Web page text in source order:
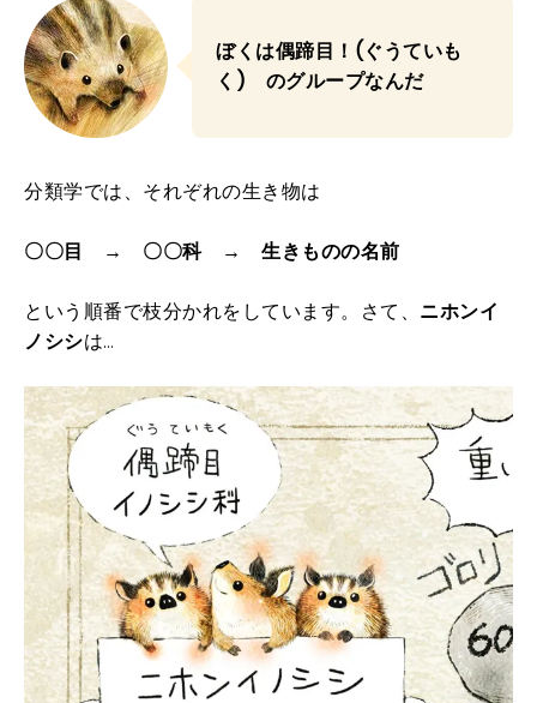
ぼくは偶蹄目！(ぐうていも
く) のグループなんだ
分類学では、それぞれの生き物は
〇〇目 → 〇〇科 → 生きものの名前
という順番で枝分かれをしています。さて、 ニホンイ
ノシシは…